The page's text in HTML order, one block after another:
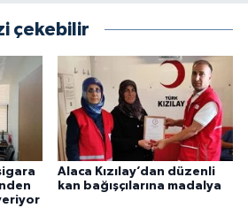
çekebilir
Alaca Kızılay’dan düzenli
kan bağışçılarına madalya